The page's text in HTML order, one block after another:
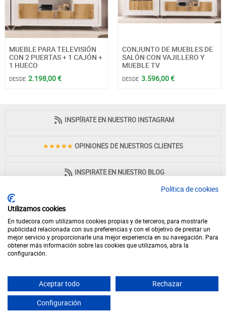
MUEBLE PARA TELEVISIÓN
CON 2 PUERTAS + 1 CAJÓN +
1 HUECO
DESDE 2.198,00 €
CONJUNTO DE MUEBLES DE
SALÓN CON VAJILLERO Y
MUEBLE TV
DESDE 3.596,00 €
INSPÍRATE EN NUESTRO INSTAGRAM
★★★★★ OPINIONES DE NUESTROS CLIENTES
INSPIRATE EN NUESTRO BLOG
PAGO 100% SEGURO
© 2026 - Desde 1998 en internet - tudecora.com tienda online de muebles
fabricados en España - IVA incluido (Península y Baleares)
Política de cookies
Utilizamos cookies
En tudecora.com utilizamos cookies propias y de terceros, para mostrarle
publicidad relacionada con sus preferencias y con el objetivo de prestar un
mejor servicio y proporcionarle una mejor experiencia en su navegación. Para
obtener más información sobre las cookies que utilizamos, abra la
configuración.
Aceptar todo
Rechazar
Configuración